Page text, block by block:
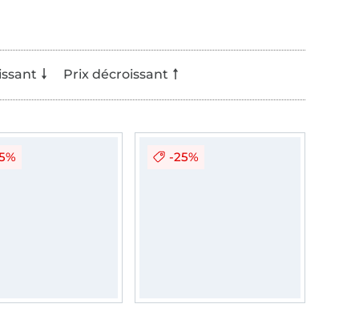
Prix décroissant
-25%